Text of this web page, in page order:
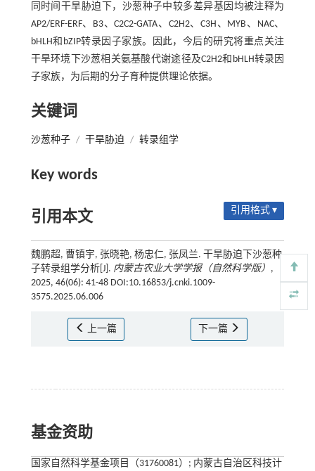
同时间干旱胁迫下，沙葱种子中较多差异基因均被注释为
AP2/ERF-ERF、B3、C2C2-GATA、C2H2、C3H、MYB、NAC、
bHLH和bZIP转录因子家族。因此，今后的研究将重点关注
干旱环境下沙葱相关氨基酸代谢途径及C2H2和bHLH转录因
子家族，为后期的分子育种提供理论依据。
关键词
沙葱种子 / 干旱胁迫 / 转录组学
Key words
引用本文 引用格式 ▾
魏鹏超, 曹镇宇, 张晓艳, 杨忠仁, 张凤兰. 干旱胁迫下沙葱种
子转录组学分析[J]. 内蒙古农业大学学报（自然科学版） ,
2025, 46(06): 41-48 DOI:10.16853/j.cnki.1009-
3575.2025.06.006
上一篇 下一篇
基金资助
国家自然科学基金项目（31760081）; 内蒙古自治区科技计